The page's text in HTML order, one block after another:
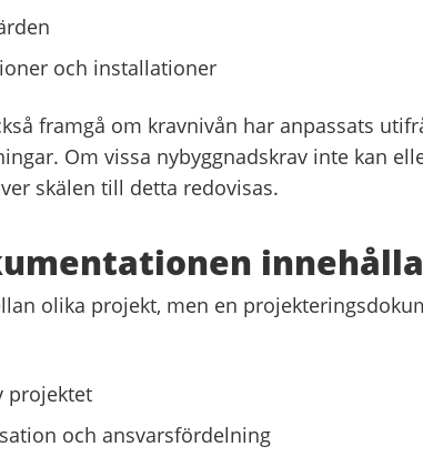
och installationer
framgå om kravnivån har anpassats
Om vissa nybyggnadskrav inte kan
skälen till detta redovisas.
olika projekt, men en
projektet
och ansvarsfördelning